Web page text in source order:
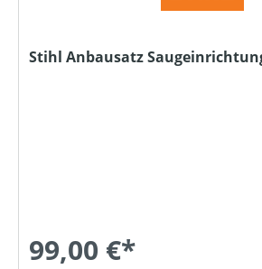
Stihl Anbausatz
99,00 €*